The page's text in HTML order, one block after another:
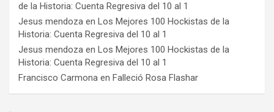
de la Historia: Cuenta Regresiva del 10 al 1
Jesus mendoza en Los Mejores 100 Hockistas de la
Historia: Cuenta Regresiva del 10 al 1
Jesus mendoza en Los Mejores 100 Hockistas de la
Historia: Cuenta Regresiva del 10 al 1
Francisco Carmona en Falleció Rosa Flashar